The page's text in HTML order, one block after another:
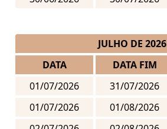
JULHO DE 2026
DATA
DATA FIM
01/07/2026
31/07/2026
01/07/2026
01/08/2026